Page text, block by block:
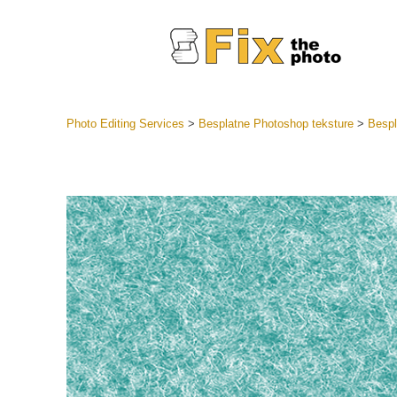
Uređivanje
ponude
Mobilne
Photo Editing Services > Besplatne Photoshop teksture>